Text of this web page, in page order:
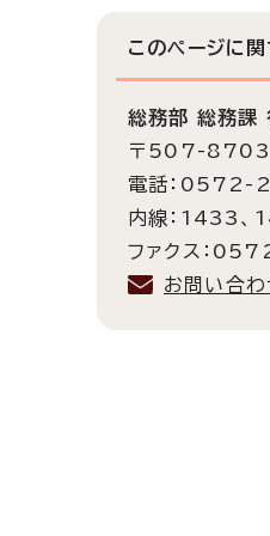
このページに関
総務部 総務課
〒507-8703
電話：
内線：1433、
ファクス：
お問い合わ